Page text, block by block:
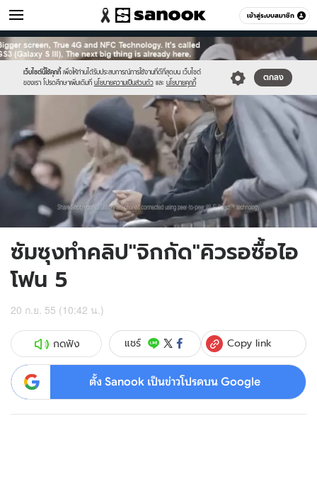
เข้าสู่ระบบสมาชิก
ไอที หมวดอื่นๆ
เว็บไซต์นี้ใช้คุกกี้ เพื่อให้ท่านได้รับประสบการณ์การใช้งานที่ดีที่สุดบน เว็บไซต์
ของเรา โปรดศึกษาเพิ่มเติมที่ นโยบายความเป็นส่วนตัว และ นโยบายคุกกี้
ตกลง
Sanook
//s.isanook.com/sr/0/images/logo-
new-
sanook.png
600
60
//s.isanook.com/hi/0/ud/208/1041586/samsung-
gs3-
poke-
waiting-
que-
2.jpg
ซัมซุงทำคลิป"จิกกัด"คิวรอซื้อไอ
โฟน 5
20 ก.ย. 55 (10:42 น.)
กดฟัง แชร์ Copy link
ตั้ง Sanook เป็นข่าวโปรดบน Google